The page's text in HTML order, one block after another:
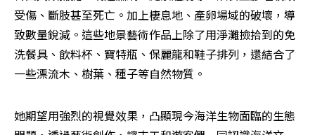
受傷、斷肢甚至死亡。加上棲息地、產卵場域的破壞，導
致數量銳減。這些地景藝術作品上除了用淨灘撿拾到的免
洗餐具、飲料杯、寶特瓶、保麗龍和鞋子排列，還結合了
一些漂流木、樹葉、種子等自然物質。
她期望用強烈的視覺效果，凸顯現今海洋生物面臨的生態